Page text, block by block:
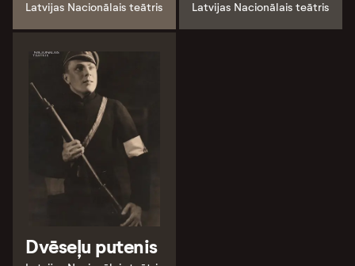
Latvijas Nacionālais teātris Latvijas Nacionālais teātris
Dvēseļu putenis